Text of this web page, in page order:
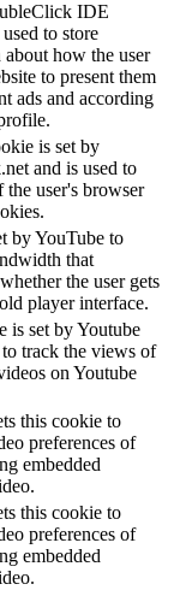
IDE
to store
how the user
to present them
ads and according
is set by
and is used to
the user's browser
by YouTube to
that
the user gets
player interface.
is set by Youtube
to track the views of
on Youtube
this cookie to
preferences of
embedded
this cookie to
preferences of
embedded